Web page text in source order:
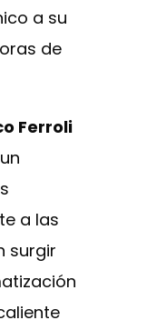
a su
de
Ferroli
a las
surgir